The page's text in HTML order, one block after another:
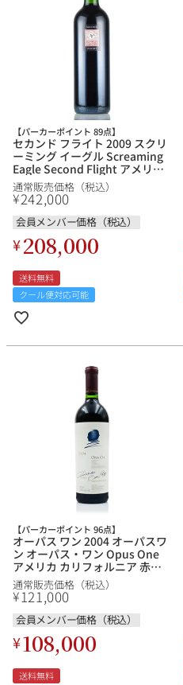
【パーカーポイント 89点】
セカンド フライト 2009 スクリ
ーミング イーグル Screaming
Eagle Second Flight アメリカ
カリフォルニア 赤ワイン
通常販売価格（税込）
¥242,000
会員メンバー価格（税込）
¥208,000
送料無料
クール便対応可能
【パーカーポイント 96点】
オーパス ワン 2004 オーパスワ
ン オーパス・ワン Opus One
アメリカ カリフォルニア 赤ワ
イン 新入荷
通常販売価格（税込）
¥121,000
会員メンバー価格（税込）
¥108,000
送料無料